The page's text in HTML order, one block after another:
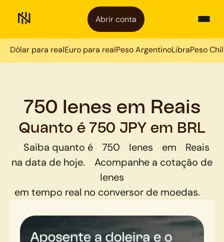
Abrir conta
Dólar para realEuro para realPeso ArgentinoLibraPeso
750 Ienes em Reais
Quanto é 750 JPY em BRL
Saiba quanto é 750 Ienes em
Reais
na data de hoje.
Acompanhe a cotação de
Ienes
em tempo real no conversor de moedas.